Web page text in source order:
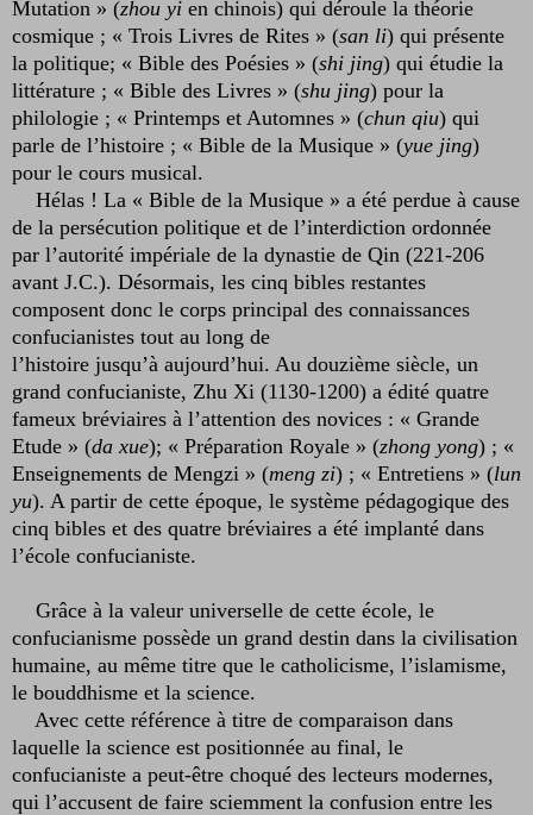
Mutation » (zhou yi en chinois) qui déroule la théorie
cosmique ; « Trois Livres de Rites » (san li) qui présente
la politique; « Bible des Poésies » (shi jing) qui étudie la
littérature ; « Bible des Livres » (shu jing) pour la
philologie ; « Printemps et Automnes » (chun qiu) qui
parle de l’histoire ; « Bible de la Musique » (yue jing)
pour le cours musical.
Hélas ! La « Bible de la Musique » a été perdue à cause
de la persécution politique et de l’interdiction ordonnée
par l’autorité impériale de la dynastie de Qin (221-206
avant J.C.). Désormais, les cinq bibles restantes
composent donc le corps principal des connaissances
confucianistes tout au long de
l’histoire jusqu’à aujourd’hui. Au douzième siècle, un
grand confucianiste, Zhu Xi (1130-1200) a édité quatre
fameux bréviaires à l’attention des novices : « Grande
Etude » (da xue); « Préparation Royale » (zhong yong) ; «
Enseignements de Mengzi » (meng zi) ; « Entretiens » (lun
yu). A partir de cette époque, le système pédagogique des
cinq bibles et des quatre bréviaires a été implanté dans
l’école confucianiste.
Grâce à la valeur universelle de cette école, le
confucianisme possède un grand destin dans la civilisation
humaine, au même titre que le catholicisme, l’islamisme,
le bouddhisme et la science.
Avec cette référence à titre de comparaison dans
laquelle la science est positionnée au final, le
confucianiste a peut-être choqué des lecteurs modernes,
qui l’accusent de faire sciemment la confusion entre les